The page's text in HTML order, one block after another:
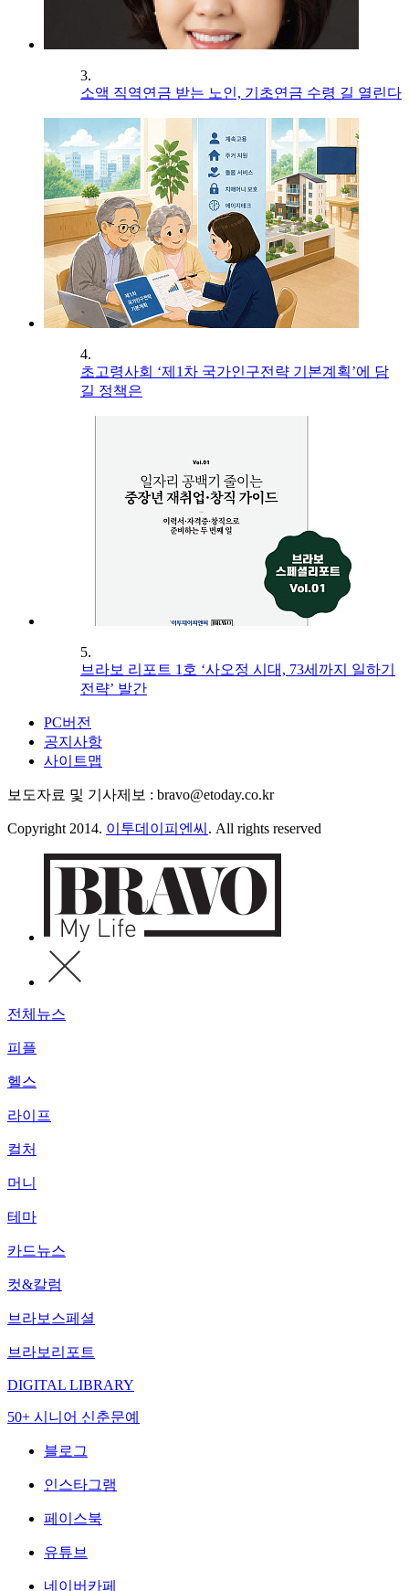
3.
소액 직역연금 받는 노인, 기초연금 수령 길 열린다
4.
초고령사회 ‘제1차 국가인구전략 기본계획’에 담
길 정책은
5.
브라보 리포트 1호 ‘사오정 시대, 73세까지 일하기
전략’ 발간
PC버전
공지사항
사이트맵
보도자료 및 기사제보 : bravo@etoday.co.kr
Copyright 2014. 이투데이피엔씨 . All rights reserved
전체뉴스
피플
헬스
라이프
컬처
머니
테마
카드뉴스
컷&칼럼
브라보스페셜
브라보리포트
DIGITAL LIBRARY
50+ 시니어 신춘문예
블로그
인스타그램
페이스북
유튜브
네이버카페